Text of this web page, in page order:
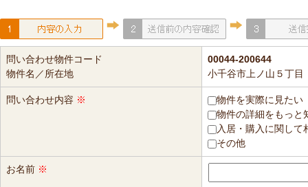
問い合わせ物件コード
物件名／所在地
00044-200644
小千谷市上ノ山５丁
問い合わせ内容 ※
物件を実際に見たい
物件の詳細をもっと
入居・購入に関して
その他
お名前 ※